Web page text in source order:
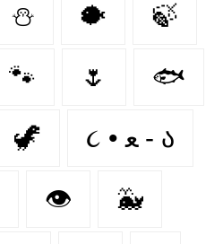
⛄ 🐡 🍃
🐾 🌷 🐟
🦖 ૮ • ﻌ - ა⁩
👁️ 🐳